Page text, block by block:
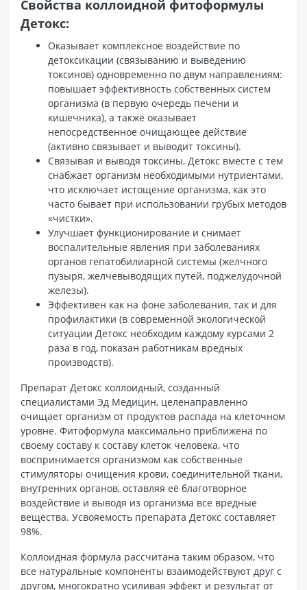
Свойства коллоидной фитоформулы
Детокс:
Оказывает комплексное воздействие по
детоксикации (связыванию и выведению
токсинов) одновременно по двум направлениям:
повышает эффективность собственных систем
организма (в первую очередь печени и
кишечника), а также оказывает
непосредственное очищающее действие
(активно связывает и выводит токсины).
Связывая и выводя токсины, Детокс вместе с тем
снабжает организм необходимыми нутриентами,
что исключает истощение организма, как это
часто бывает при использовании грубых методов
«чистки».
Улучшает функционирование и снимает
воспалительные явления при заболеваниях
органов гепатобилиарной системы (желчного
пузыря, желчевыводящих путей, поджелудочной
железы).
Эффективен как на фоне заболевания, так и для
профилактики (в современной экологической
ситуации Детокс необходим каждому курсами 2
раза в год, показан работникам вредных
производств).
Препарат Детокс коллоидный, созданный
специалистами Эд Медицин, целенаправленно
очищает организм от продуктов распада на клеточном
уровне. Фитоформула максимально приближена по
своему составу к составу клеток человека, что
воспринимается организмом как собственные
стимуляторы очищения крови, соединительной ткани,
внутренних органов, оставляя её благотворное
воздействие и выводя из организма все вредные
вещества. Усвояемость препарата Детокс составляет
98%.
Коллоидная формула рассчитана таким образом, что
все натуральные компоненты взаимодействуют друг с
другом, многократно усиливая эффект и результат от